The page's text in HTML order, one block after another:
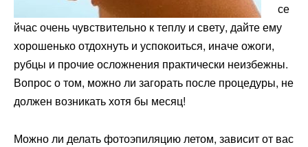
се
йчас очень чувствительно к теплу и свету, дайте ему
хорошенько отдохнуть и успокоиться, иначе ожоги,
рубцы и прочие осложнения практически неизбежны.
Вопрос о том, можно ли загорать после процедуры, не
должен возникать хотя бы месяц!
Можно ли делать фотоэпиляцию летом, зависит от вас